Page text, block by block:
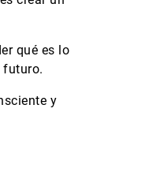
qué es lo
futuro.
y